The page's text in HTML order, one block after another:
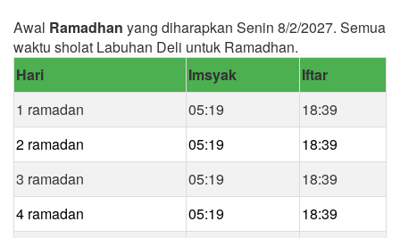
Awal Ramadhan yang diharapkan Senin 8/2/2027. Semua
waktu sholat Labuhan Deli untuk Ramadhan.
Hari
Imsyak
Iftar
1 ramadan
05:19
18:39
2 ramadan
05:19
18:39
3 ramadan
05:19
18:39
4 ramadan
05:19
18:39